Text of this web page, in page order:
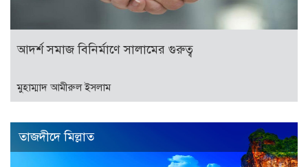
আদর্শ সমাজ বিনির্মাণে সালামের গুরুত্ব
মুহাম্মাদ আমীরুল ইসলাম
তাজদীদে মিল্লাত